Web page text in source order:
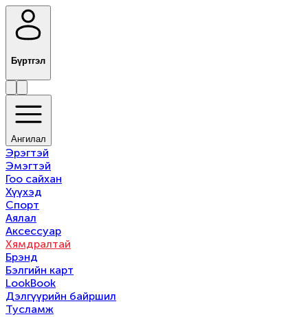
Бүртгэл
Ангилал
Эрэгтэй
Эмэгтэй
Гоо сайхан
Хүүхэд
Спорт
Аялал
Аксессуар
Хямдралтай
Брэнд
Бэлгийн карт
LookBook
Дэлгүүрийн байршил
Тусламж